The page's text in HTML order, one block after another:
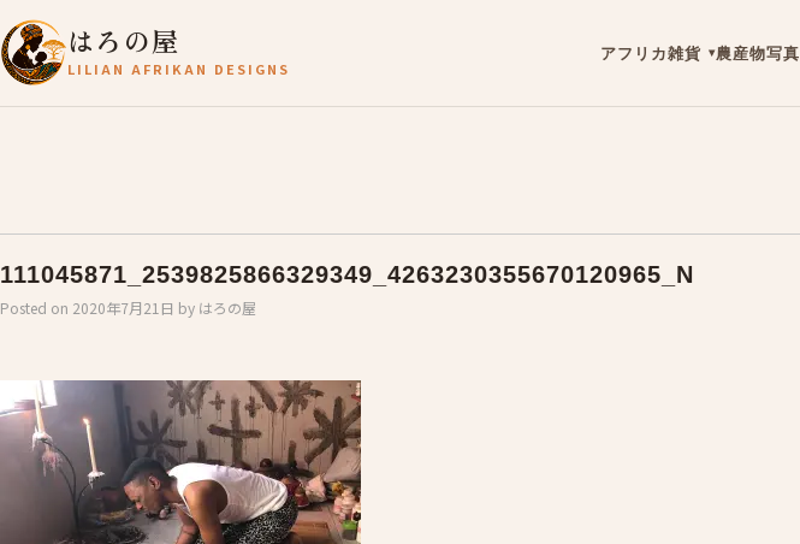
はろの屋
LILIAN AFRIKAN DESIGNS
アフリカ雑貨 農産物写真
111045871_2539825866329349_4263230355670120965_N
Posted on 2020年7月21日 by はろの屋